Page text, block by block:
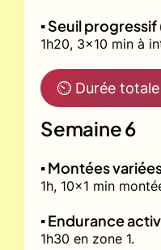
▪️ Seuil progressif
1h20, 3x10 min à
⏲ Durée totale
Semaine 6
▪️ Montées
1h, 10x1 min
▪️ Endurance
1h30 en zone 1.